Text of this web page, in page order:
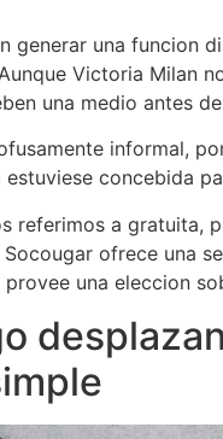
generar una funcion
Victoria Milan
una medio antes
informal,
concebida
referimos a gratuita,
ofrece una
una eleccion